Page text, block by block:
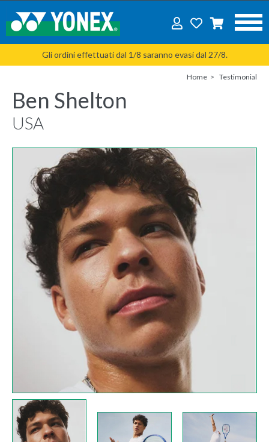
Gli ordini effettuati dal 1/8 saranno evasi dal 27/8.
Home Testimonial
Ben Shelton
USA